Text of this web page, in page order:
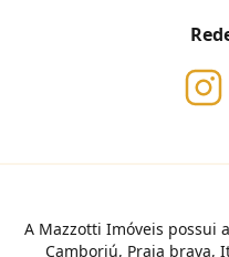
A Mazzotti Imóveis possui
Camboriú, Praia brava,